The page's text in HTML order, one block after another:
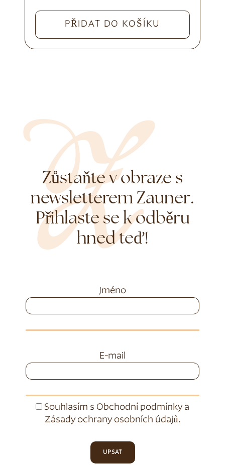
PŘIDAT DO KOŠÍKU
Zůstaňte v obraze s
newsletterem Zauner.
Přihlaste se k odběru
hned teď!
Jméno
E-mail
Souhlasím s Obchodní podmínkya
Zásady ochrany osobních údajů.
UPSAT